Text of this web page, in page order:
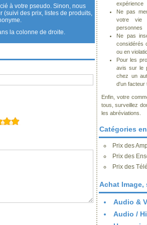
à votre pseudo. Sinon, nous
(suivi des prix, listes de produits,
la colonne de droite.
expérience
Ne pas
votre vie
personnes
Ne pas
considérés
ou en
Pour les
avis sur le
chez un
d'un facteur
Enfin, votre
tous, surveillez
les abréviations.
Catégories
Prix des
Prix des
Prix des
Achat
Audio &
Audio /